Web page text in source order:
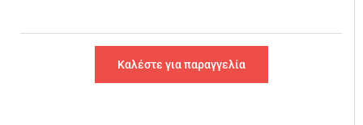
Καλέστε για παραγγελία